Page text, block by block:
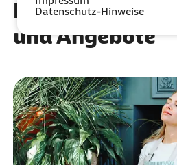
Datenschutz-Hinweise
Entdecke
und Angebote